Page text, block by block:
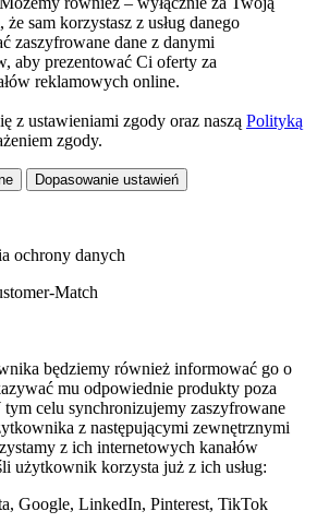
sam korzystasz z usług danego
zaszyfrowane dane z danymi
aby prezentować Ci oferty za
reklamowych online.
z ustawieniami zgody oraz naszą Polityką
zgody.
Dopasowanie ustawień
ochrony danych
Match
będziemy również informować go o
mu odpowiednie produkty poza
celu synchronizujemy zaszyfrowane
z następującymi zewnętrznymi
z ich internetowych kanałów
użytkownik korzysta już z ich usług:
Google, LinkedIn, Pinterest, TikTok